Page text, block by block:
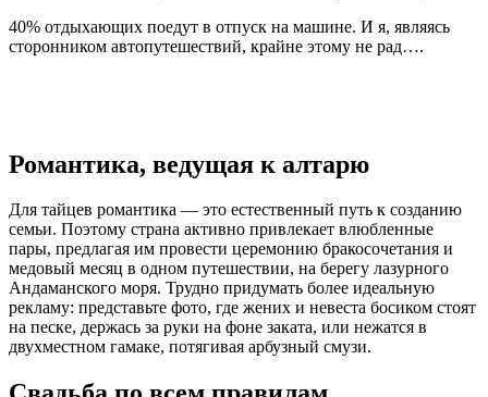
40% отдыхающих поедут в отпуск на машине. И я, являясь
сторонником автопутешествий, крайне этому не рад….
Романтика, ведущая к алтарю
Для тайцев романтика — это естественный путь к созданию
семьи. Поэтому страна активно привлекает влюбленные
пары, предлагая им провести церемонию бракосочетания и
медовый месяц в одном путешествии, на берегу лазурного
Андаманского моря. Трудно придумать более идеальную
рекламу: представьте фото, где жених и невеста босиком стоят
на песке, держась за руки на фоне заката, или нежатся в
двухместном гамаке, потягивая арбузный смузи.